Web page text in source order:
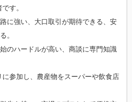
す。
路に強い、大口取引が期待できる、安
。
始のハードルが高い、商談に専門知識
に参加し、農産物をスーパーや飲食店